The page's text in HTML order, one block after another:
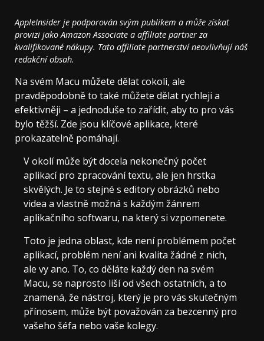
AppleInsider je podporován svým publikem a může získat
provizi jako Amazon Associate a affiliate partner za
kvalifikované nákupy. Tato affiliate partnerství neovlivňují náš
redakční obsah.
Na svém Macu můžete dělat cokoli, ale
pravděpodobně to také můžete dělat rychleji a
efektivněji – a jednoduše to zařídit, aby to pro vás
bylo těžší. Zde jsou klíčové aplikace, které
prokazatelně pomáhají.
V okolí může být docela nekonečný počet
aplikací pro zpracování textu, ale jen hrstka
skvělých. Je to stejné s editory obrázků nebo
videa a vlastně možná s každým žánrem
aplikačního softwaru, na který si vzpomenete.
Toto je jedna oblast, kde není problémem počet
aplikací, problém není ani kvalita žádné z nich,
ale vy ano. To, co děláte každý den na svém
Macu, se naprosto liší od všech ostatních, a to
znamená, že nástroj, který je pro vás skutečným
přínosem, může být považován za bezcenný pro
vašeho šéfa nebo vaše kolegy.